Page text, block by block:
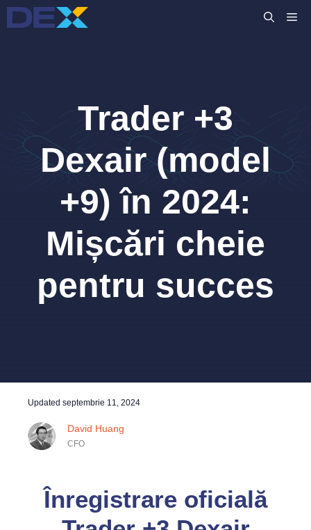
Sari
la
Trader +3
Dexair (model
+9) în 2024:
Mișcări cheie
pentru succes
Updated septembrie 11, 2024
David Huang
CFO
Înregistrare oficială